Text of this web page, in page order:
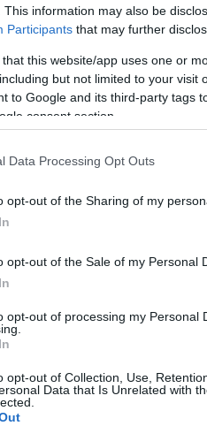
This information may also be
Participants that may further
that this website/app uses one or
but not limited to your visit
to Google and its third-party tags
consent section.
Data Processing Opt Outs
opt-out of the Sharing of my
opt-out of the Sale of my Personal
opt-out of processing my Personal
opt-out of Collection, Use,
Data that Is Unrelated with
Agenzia Spaziale
immagini selezionate
offrendo uno sguardo